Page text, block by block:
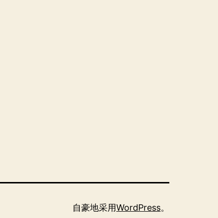
自豪地采用WordPress。